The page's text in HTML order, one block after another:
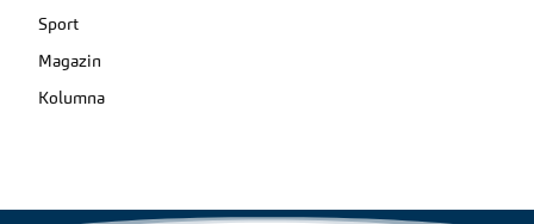
Sport
Magazin
Kolumna